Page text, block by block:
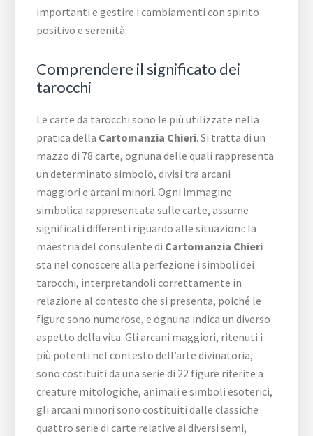
importanti e gestire i cambiamenti con spirito
positivo e serenità.
Comprendere il significato dei
tarocchi
Le carte da tarocchi sono le più utilizzate nella
pratica della Cartomanzia Chieri. Si tratta di un
mazzo di 78 carte, ognuna delle quali rappresenta
un determinato simbolo, divisi tra arcani
maggiori e arcani minori. Ogni immagine
simbolica rappresentata sulle carte, assume
significati differenti riguardo alle situazioni: la
maestria del consulente di Cartomanzia Chieri
sta nel conoscere alla perfezione i simboli dei
tarocchi, interpretandoli correttamente in
relazione al contesto che si presenta, poiché le
figure sono numerose, e ognuna indica un diverso
aspetto della vita. Gli arcani maggiori, ritenuti i
più potenti nel contesto dell’arte divinatoria,
sono costituiti da una serie di 22 figure riferite a
creature mitologiche, animali e simboli esoterici,
gli arcani minori sono costituiti dalle classiche
quattro serie di carte relative ai diversi semi,